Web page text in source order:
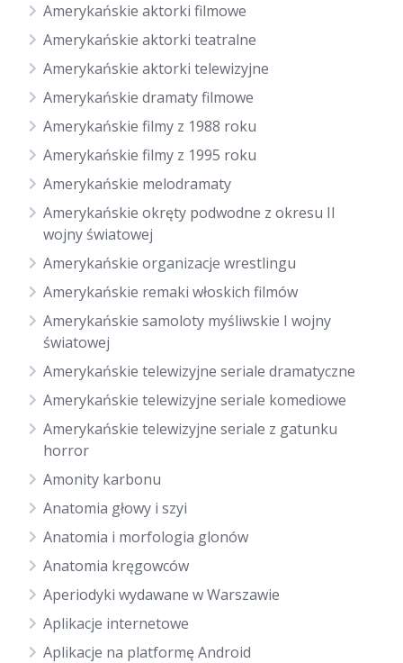
Amerykańskie aktorki filmowe
Amerykańskie aktorki teatralne
Amerykańskie aktorki telewizyjne
Amerykańskie dramaty filmowe
Amerykańskie filmy z 1988 roku
Amerykańskie filmy z 1995 roku
Amerykańskie melodramaty
Amerykańskie okręty podwodne z okresu II
wojny światowej
Amerykańskie organizacje wrestlingu
Amerykańskie remaki włoskich filmów
Amerykańskie samoloty myśliwskie I wojny
światowej
Amerykańskie telewizyjne seriale dramatyczne
Amerykańskie telewizyjne seriale komediowe
Amerykańskie telewizyjne seriale z gatunku
horror
Amonity karbonu
Anatomia głowy i szyi
Anatomia i morfologia glonów
Anatomia kręgowców
Aperiodyki wydawane w Warszawie
Aplikacje internetowe
Aplikacje na platformę Android